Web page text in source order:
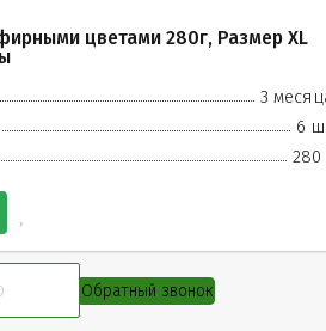
цветами 280г, Размер XL
3
6
280
Обратный звонок